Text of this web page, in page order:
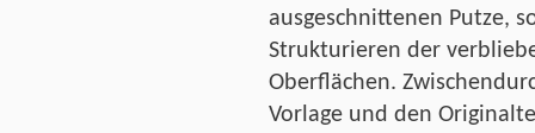
ausgeschnittenen Putze,
Strukturieren der
Oberflächen.
Vorlage und den